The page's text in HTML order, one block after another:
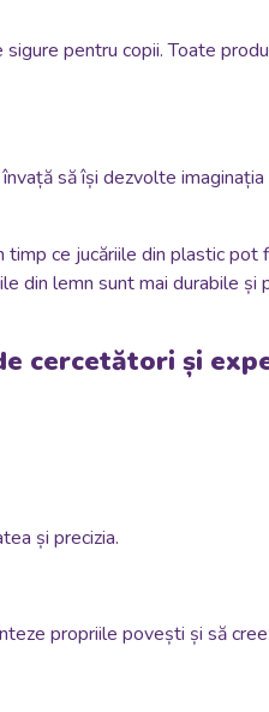
pentru copii. Toate
să își dezvolte
timp ce jucăriile din plastic
din lemn sunt mai durabile
cercetători și
și precizia.
propriile povești și să